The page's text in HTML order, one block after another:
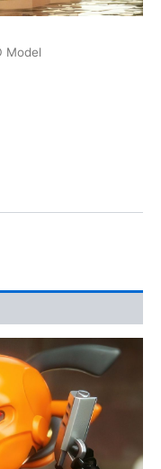
Model